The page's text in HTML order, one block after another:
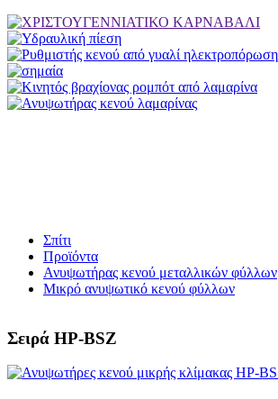
Σπίτι
Προϊόντα
Ανυψωτήρας κενού μεταλλικών φύλλων
Μικρό ανυψωτικό κενού φύλλων
Σειρά HP-BSZ